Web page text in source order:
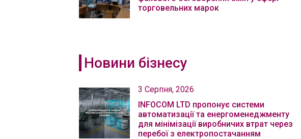
торговельних марок
Новини бізнесу
3 Серпня, 2026
INFOCOM LTD пропонує системи
автоматизації та енергоменеджменту
для мінімізації виробничих втрат через
перебої з електропостачанням